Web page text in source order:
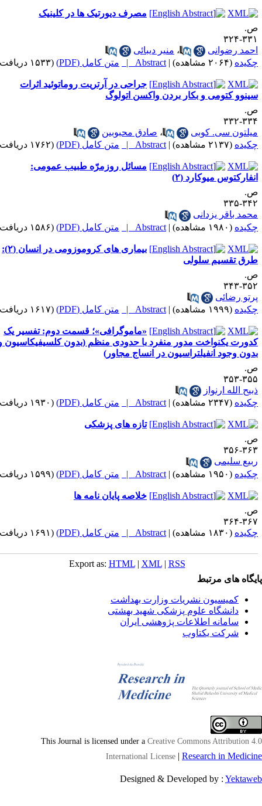
مصرف دیورتیک ها در کلینیک
۳۲۴
رضوانی
،منیر دیبائی
(۲۰۶۴ مشاهده) |
Abstract | متن کامل (PDF) (۱۵۳۳ دریافت)
جراحی در آرتریت روماتوئید اثرات
کتومی و بکار بردن واکسن اتولوگ
۳۳۲
سی. کوبی
،صادق محبوبین
(۲۱۳۷ مشاهده) |
Abstract | متن کامل (PDF) (۱۷۶۲ دریافت)
مسائل روزمرّه طبیب عمومی:
میوکارد (۲)
۳۳۵
باقر یزدانی
(۱۹۸۰ مشاهده) |
Abstract | متن کامل (PDF) (۱۵۸۶ دریافت)
بیماری های کروموزومی در انسان (۲):
تقسیم سلولی
۳۴۳
رضائی
(۱۹۹۹ مشاهده) |
Abstract | متن کامل (PDF) (۱۶۱۷ دریافت)
«ماموگرافی»؛ قسمت دوم: تفسیر یک
یکنواخت مدور منفرد با حدودی منظم (بدون کلسیفیکاسیون و
وجود انفیلتراسیون در انساج مجاور)
۳۵۳
الله ارنواز
(۲۳۴۷ مشاهده) |
Abstract | متن کامل (PDF) (۱۹۳۰ دریافت)
تازه های پزشکی
۳۵۶
سلیمی
(۱۹۵۰ مشاهده) |
Abstract | متن کامل (PDF) (۱۵۹۹ دریافت)
خلاصه پایان نامه ها
۳۶۴
(۱۸۳۰ مشاهده) |
Abstract | متن کامل (PDF) (۱۶۹۱ دریافت)
Export as:HTML |XML|RSS
های مرتبط
کمیسیون نشریات وزارت بهداشت
دانشگاه علوم پزشکی شهید بهشتی
سامانه اطلاعات پژوهشی ایران
شرکت یکتاوب
This Journal is licensed under aCreative Commons Attribution
International License|Research in
Designed & Developed by :